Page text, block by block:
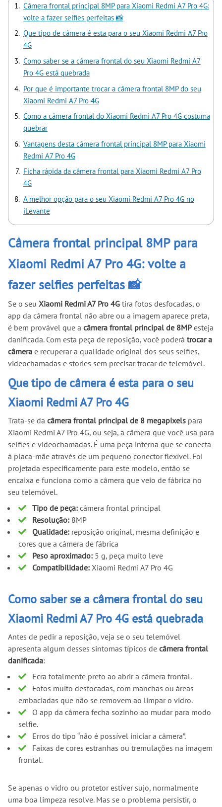
Câmera frontal principal 8MP para Xiaomi Redmi A7 Pro 4G:
volte a fazer selfies perfeitas 📸
Que tipo de câmera é esta para o seu Xiaomi Redmi A7 Pro
4G
Como saber se a câmera frontal do seu Xiaomi Redmi A7
Pro 4G está quebrada
Por que é importante trocar a câmera frontal 8MP do seu
Xiaomi Redmi A7 Pro 4G
Como a câmera frontal do Xiaomi Redmi A7 Pro 4G costuma
quebrar
Vantagens desta câmera frontal principal 8MP para Xiaomi
Redmi A7 Pro 4G
Ficha rápida da câmera frontal para Xiaomi Redmi A7 Pro
4G
A melhor opção para o seu Xiaomi Redmi A7 Pro 4G no
iLevante
Câmera frontal principal 8MP para
Xiaomi Redmi A7 Pro 4G: volte a
fazer selfies perfeitas 📸
Se o seu Xiaomi Redmi A7 Pro 4G tira fotos desfocadas, o
app da câmera frontal não abre ou a imagem aparece preta,
é bem provável que a câmera frontal principal de 8MP esteja
danificada. Com esta peça de reposição, você poderá trocar a
câmera e recuperar a qualidade original dos seus selfies,
videochamadas e stories sem precisar trocar de telemóvel.
Que tipo de câmera é esta para o seu
Xiaomi Redmi A7 Pro 4G
Trata-se da câmera frontal principal de 8 megapixels para
Xiaomi Redmi A7 Pro 4G, ou seja, a câmera que você usa para
selfies e videochamadas. É uma peça interna que se conecta
à placa-mãe através de um pequeno conector flexível. Foi
projetada especificamente para este modelo, então se
encaixa e funciona como a câmera que veio de fábrica no
seu telemóvel.
Tipo de peça:câmera frontal principal
Resolução:8MP
Qualidade:reposição original, mesma definição e
cores que a câmera de fábrica
Peso aproximado:5 g, peça muito leve
Compatibilidade:Xiaomi Redmi A7 Pro 4G
Como saber se a câmera frontal do seu
Xiaomi Redmi A7 Pro 4G está quebrada
Antes de pedir a reposição, veja se o seu telemóvel
apresenta algum desses sintomas típicos de câmera frontal
danificada:
Ecra totalmente preto ao abrir a câmera frontal.
Fotos muito desfocadas, com manchas ou áreas
embaciadas que não se removem ao limpar o vidro.
O app da câmera fecha sozinho ao mudar para modo
selfie.
Erros do tipo “não é possível iniciar a câmera”.
Faixas de cores estranhas ou tremulações na imagem
frontal.
Se apenas o vidro ou protetor estiver sujo, normalmente
uma boa limpeza resolve. Mas se o problema persistir, o